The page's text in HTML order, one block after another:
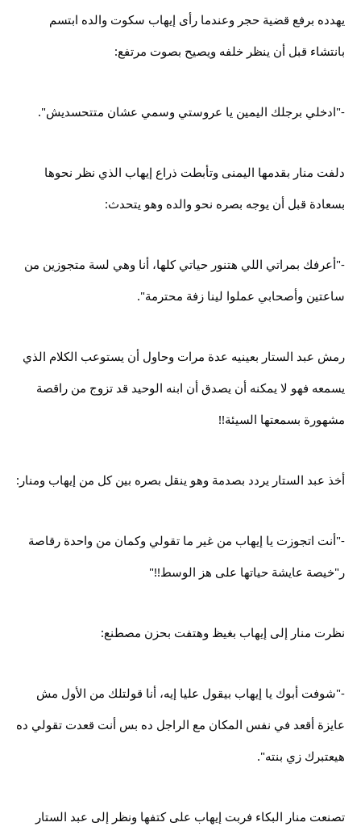
يهدده برفع قضية حجر وعندما رأى إيهاب سكوت والده ابتسم
بانتشاء قبل أن ينظر خلفه ويصيح بصوت مرتفع:
-"ادخلي برجلك اليمين يا عروستي وسمي عشان متتحسديش".
دلفت منار بقدمها اليمنى وتأبطت ذراع إيهاب الذي نظر نحوها
بسعادة قبل أن يوجه بصره نحو والده وهو يتحدث:
-"أعرفك بمراتي اللي هتنور حياتي كلها، أنا وهي لسة متجوزين من
ساعتين وأصحابي عملوا لينا زفة محترمة".
رمش عبد الستار بعينيه عدة مرات وحاول أن يستوعب الكلام الذي
يسمعه فهو لا يمكنه أن يصدق أن ابنه الوحيد قد تزوج من راقصة
مشهورة بسمعتها السيئة!!
أخذ عبد الستار يردد بصدمة وهو ينقل بصره بين كل من إيهاب ومنار:
-"أنت اتجوزت يا إيهاب من غير ما تقولي وكمان من واحدة رقاصة
ر"خيصة عايشة حياتها على هز الوسط!!"
نظرت منار إلى إيهاب بغيظ وهتفت بحزن مصطنع:
-"شوفت أبوك يا إيهاب بيقول عليا إيه، أنا قولتلك من الأول مش
عايزة أقعد في نفس المكان مع الراجل ده بس أنت قعدت تقولي ده
هيعتبرك زي بنته".
تصنعت منار البكاء فربت إيهاب على كتفها ونظر إلى عبد الستار